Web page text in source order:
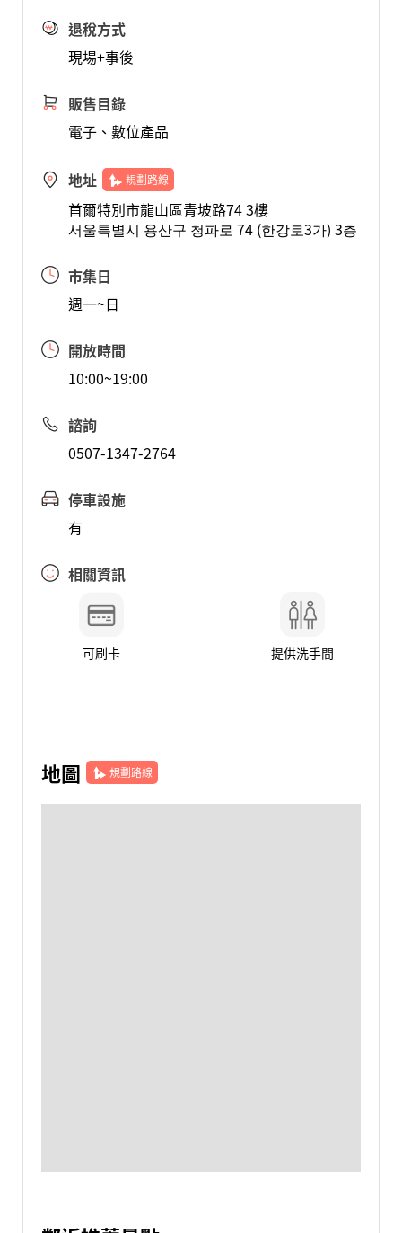
退稅方式
現場+事後
販售目錄
電子、數位產品
地址 規劃路線
首爾特別市龍山區青坡路74 3樓
서울특별시 용산구 청파로 74 (한강로3가) 3층
市集日
週一~日
開放時間
10:00~19:00
諮詢
0507-1347-2764
停車設施
有
相關資訊
可刷卡 提供洗手間
地圖 規劃路線